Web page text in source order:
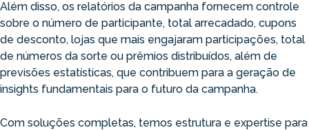
Além disso, os relatórios da campanha fornecem controle
sobre o número de participante, total arrecadado, cupons
de desconto, lojas que mais engajaram participações, total
de números da sorte ou prêmios distribuídos, além de
previsões estatísticas, que contribuem para a geração de
insights fundamentais para o futuro da campanha.
Com soluções completas, temos estrutura e expertise para